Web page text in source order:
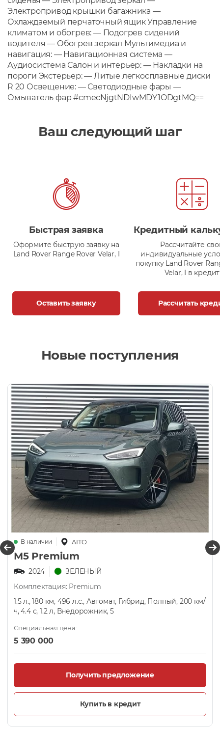
Электропривод крышки багажника —
Охлаждаемый перчаточный ящик Управление
климатом и обогрев: — Подогрев сидений
водителя — Обогрев зеркал Мультимедиа и
навигация: — Навигационная система —
Аудиосистема Салон и интерьер: — Накладки на
пороги Экстерьер: — Литые легкосплавные диски
R 20 Освещение: — Светодиодные фары —
Омыватель фар #cmecNjgtNDIwMDY1ODgtMQ==
Ваш следующий шаг
Быстрая заявка
Оформите быструю заявку на
Land Rover Range Rover Velar, I
Оставить заявку
Кредитный
Рассчитайте
индивидуальные
покупку Land Rover
Velar, I в кредит
Рассчитать
Новые поступления
В наличии AITO
М5 Premium
2024
ЗЕЛЕНЫЙ
Комплектация: Premium
1.5 л., 180 км, 496 л.с., Автомат, Гибрид, Полный, 200 км/
ч, 4.4 с, 1.2 л, Внедорожник, 5
Специальная цена:
5 390 000
Получить предложение
Купить в кредит